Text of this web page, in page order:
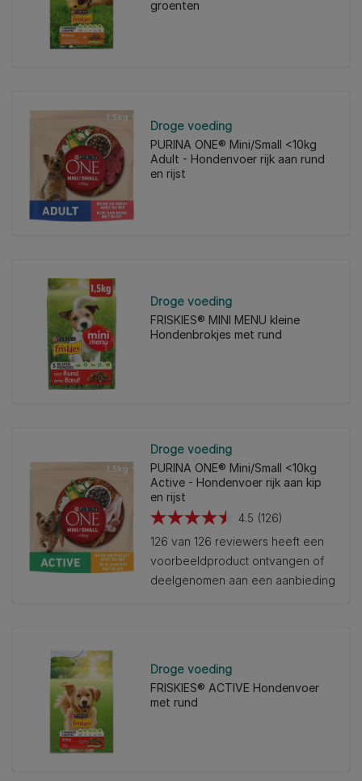
groenten
Droge voeding
PURINA ONE® Mini/Small <10kg
Adult - Hondenvoer rijk aan rund
en rijst
Droge voeding
FRISKIES® MINI MENU kleine
Hondenbrokjes met rund
Droge voeding
PURINA ONE® Mini/Small <10kg
Active - Hondenvoer rijk aan kip
en rijst
4.5 (126)
4.5
van
de
5
126 van 126 reviewers heeft een
voorbeeldproduct ontvangen of
deelgenomen aan een aanbieding
Droge voeding
FRISKIES® ACTIVE Hondenvoer
met rund